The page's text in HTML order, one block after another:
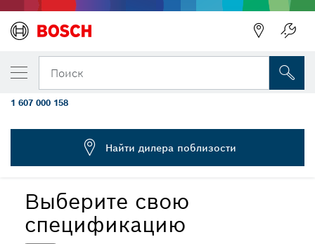
Поиск
Выберите свою
спецификацию
ВЫБРАННЫЙ ВАРИАНТ
Набор из 3 зажимов для одноручных
угловых шлифмашин
1 607 000 158
Найти дилера поблизости